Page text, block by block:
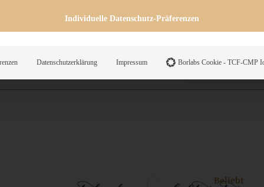
Beliebt
Individuelle Datenschutz-Präferenzen
Datenschutzerklärung Impressum Borlabs Cookie - TCF-CMP